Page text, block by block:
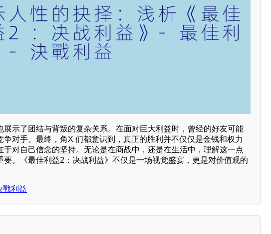
展示了团结与背叛的复杂关系。在面对巨大利益时，曾经的好友可能
争对手。最终，角X 们都意识到，真正的胜利并不仅仅是金钱和权力
于对自己信念的坚持。无论是在商战中，还是在生活中，理解这一点
要。《最佳利益2：决战利益》不仅是一场视觉盛宴，更是对价值观的
戰利益